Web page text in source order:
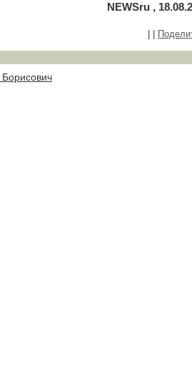
NEWSru ,